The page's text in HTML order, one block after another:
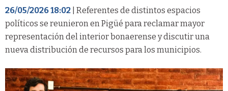
26/05/2026 18:02 | Referentes de distintos espacios
políticos se reunieron en Pigüé para reclamar mayor
representación del interior bonaerense y discutir una
nueva distribución de recursos para los municipios.